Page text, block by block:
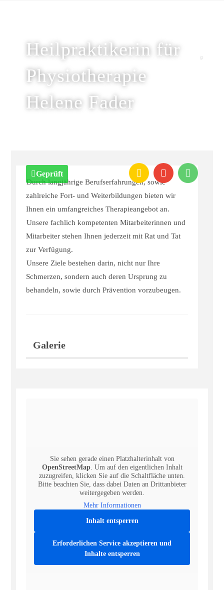
Heilpraktikerin für
Physiotherapie
Helene Fader
Geprüft
Durch langjährige Berufserfahrungen, sowie
zahlreiche Fort- und Weiterbildungen bieten wir
Ihnen ein umfangreiches Therapieangebot an.
Unsere fachlich kompetenten Mitarbeiterinnen und
Mitarbeiter stehen Ihnen jederzeit mit Rat und Tat
zur Verfügung.
Unsere Ziele bestehen darin, nicht nur Ihre
Schmerzen, sondern auch deren Ursprung zu
behandeln, sowie durch Prävention vorzubeugen.
Galerie
Sie sehen gerade einen Platzhalterinhalt von
OpenStreetMap. Um auf den eigentlichen Inhalt
zuzugreifen, klicken Sie auf die Schaltfläche unten.
Bitte beachten Sie, dass dabei Daten an Drittanbieter
weitergegeben werden.
Mehr Informationen
Inhalt entsperren
Erforderlichen Service akzeptieren und
Inhalte entsperren